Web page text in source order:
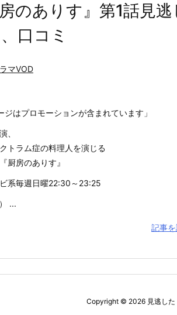
のありす』第1話見
口コミ
マVOD
ジはプロモーションが含まれています」
、
トラム症の料理人を演じる
厨房のありす』
系毎週日曜22:30～23:25
...
記事
Copyright © 2026 見逃し